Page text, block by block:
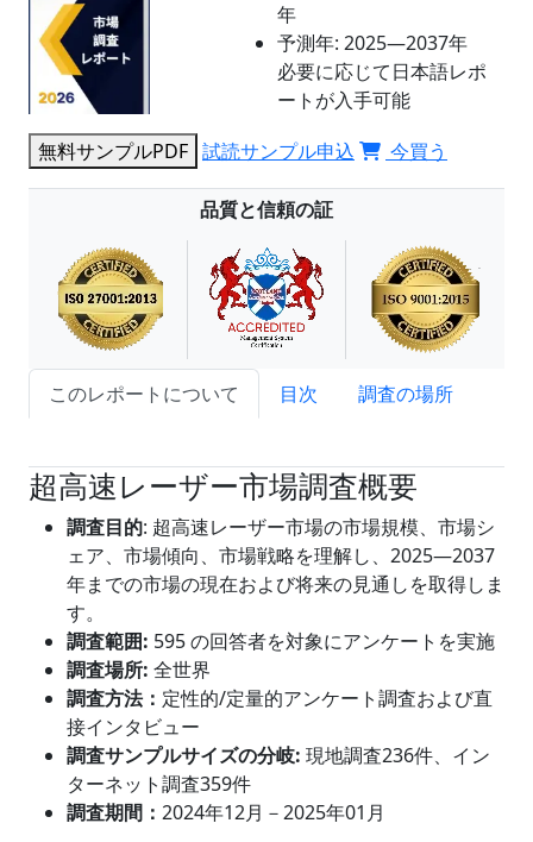
年
予測年: 2025―2037年
必要に応じて日本語レポ
ートが入手可能
無料サンプルPDF 試読サンプル申込 今買う
品質と信頼の証
このレポートについて 目次
調査の場所
超高速レーザー市場調査概要
調査目的: 超高速レーザー市場の市場規模、市場シ
ェア、市場傾向、市場戦略を理解し、2025―2037
年までの市場の現在および将来の見通しを取得しま
す。
調査範囲: 595 の回答者を対象にアンケートを実施
調査場所: 全世界
調査方法： 定性的/定量的アンケート調査および直
接インタビュー
調査サンプルサイズの分岐: 現地調査236件、イン
ターネット調査359件
調査期間： 2024年12月－2025年01月